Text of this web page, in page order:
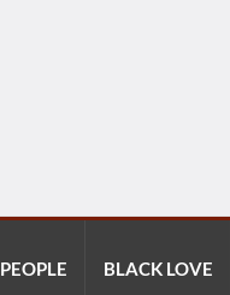
PEOPLE BLACK LOVE